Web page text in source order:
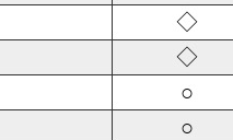
◇
◇
○
○